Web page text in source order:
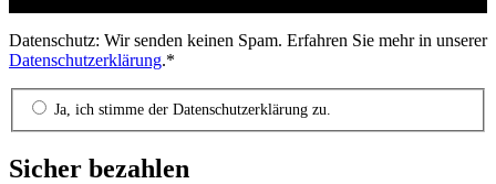
Datenschutz: Wir senden keinen Spam. Erfahren Sie mehr in unserer
Datenschutzerklärung.*
Ja, ich stimme der Datenschutzerklärung zu.
Sicher bezahlen